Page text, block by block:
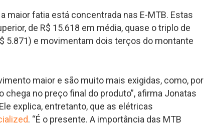
maior fatia está concentrada nas E-MTB. Estas
de R$ 15.618 em média, quase o triplo de
5.871) e movimentam dois terços do montante
maior e são muito mais exigidas, como, por
no preço final do produto”, afirma Jonatas
explica, entretanto, que as elétricas
. “É o presente. A importância das MTB